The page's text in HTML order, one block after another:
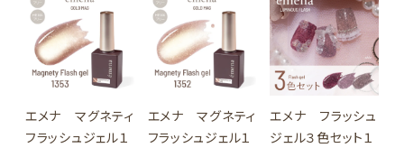
エメナ マグネティ
フラッシュジェル１
エメナ マグネティ
フラッシュジェル１
エメナ フラッシュ
ジェル３色セット１